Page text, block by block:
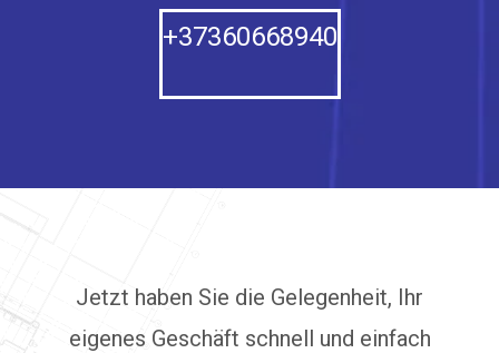
+37360668940
Jetzt haben Sie die Gelegenheit, Ihr
eigenes Geschäft schnell und einfach